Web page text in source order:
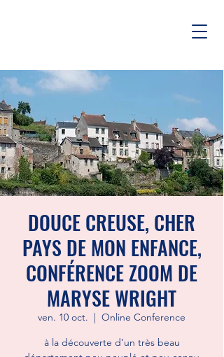
DOUCE CREUSE, CHER
PAYS DE MON ENFANCE,
CONFÉRENCE ZOOM DE
MARYSE WRIGHT
ven. 10 oct.
  |
Online Conference
à la découverte d’un très beau